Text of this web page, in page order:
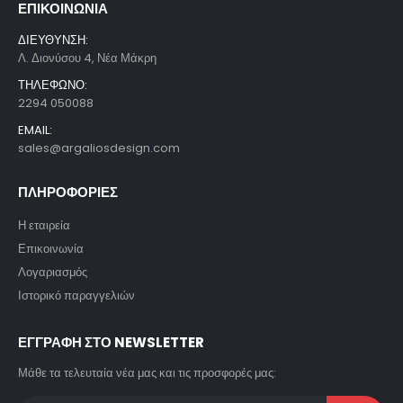
ΕΠΙΚΟΙΝΩΝΙΑ
ΔΙΕΥΘΥΝΣΗ:
Λ. Διονύσου 4, Νέα Μάκρη
ΤΗΛΕΦΩΝΟ:
2294 050088
EMAIL:
sales@argaliosdesign.com
ΠΛΗΡΟΦΟΡΙΕΣ
Η εταιρεία
Επικοινωνία
Λογαριασμός
Ιστορικό παραγγελιών
ΕΓΓΡΑΦΗ ΣΤΟ NEWSLETTER
Μάθε τα τελευταία νέα μας και τις προσφορές μας: